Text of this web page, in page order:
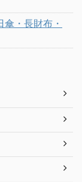
・長財布・